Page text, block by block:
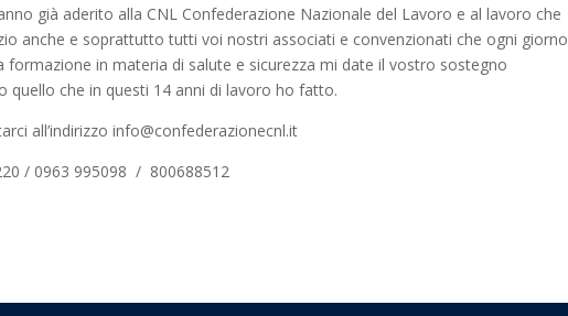
già aderito alla CNL Confederazione Nazionale del Lavoro e al lavoro che
anche e soprattutto tutti voi nostri associati e convenzionati che ogni giorno
in materia di salute e sicurezza mi date il vostro sostegno
che in questi 14 anni di lavoro ho fatto.
all’indirizzo info@confederazionecnl.it
/ 0963 995098 / 800688512